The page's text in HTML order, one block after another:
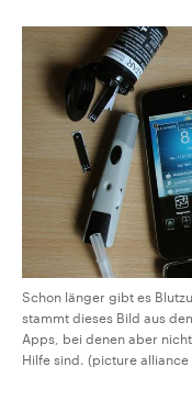
Audio-Archiv
Schon länger gibt es
stammt dieses Bild aus
Apps, bei denen aber
Hilfe sind. (picture